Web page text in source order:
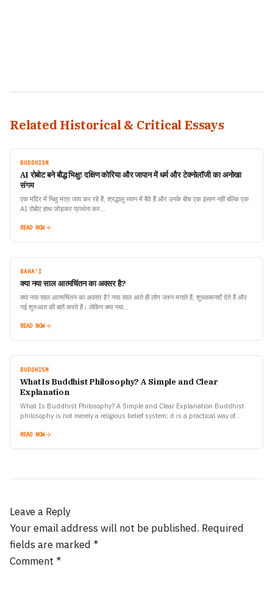
Related Historical & Critical Essays
BUDDHISM
AI रोबोट बने बौद्ध भिक्षु! दक्षिण कोरिया और जापान में धर्म और टेक्नोलॉजी का अनोखा
संगम
एक मंदिर में भिक्षु मंत्र जाप कर रहे हैं, श्रद्धालु ध्यान में बैठे हैं और उनके बीच एक इंसान नहीं बल्कि एक
AI रोबोट हाथ जोड़कर प्रार्थना कर…
READ NOW
BAHA'I
क्या नया साल आत्मचिंतन का अवसर है?
क्या नया साल आत्मचिंतन का अवसर है? नया साल आते ही लोग जश्न मनाते हैं, शुभकामनाएँ देते हैं और
नई शुरुआत की बातें करते हैं। लेकिन क्या नया…
READ NOW
BUDDHISM
What Is Buddhist Philosophy? A Simple and Clear
Explanation
What Is Buddhist Philosophy? A Simple and Clear Explanation Buddhist
philosophy is not merely a religious belief system; it is a practical way of
READ NOW
Leave a Reply
Your email address will not be published. Required
fields are marked *
Comment *